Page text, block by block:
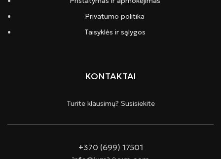
Privatumo politika
Taisyklės ir sąlygos
KONTAKTAI
Turite klausimų? Susisiekite
+370 (699) 17501